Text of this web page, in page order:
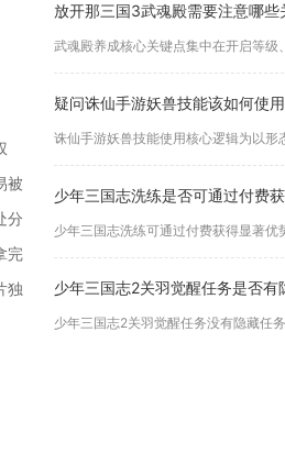
被
分
完
独
放开那三国3武魂殿需要注意哪些
疑问诛仙手游妖兽技能该如何使用
少年三国志洗练是否可通过付费
少年三国志2关羽觉醒任务是否有